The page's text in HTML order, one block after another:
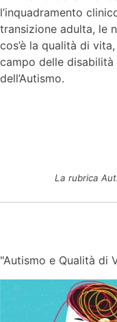
l’inquadramento
transizione adulta, le
cos’è la qualità di
campo delle
dell’Autismo.
La rubrica
"Autismo e Qualità di